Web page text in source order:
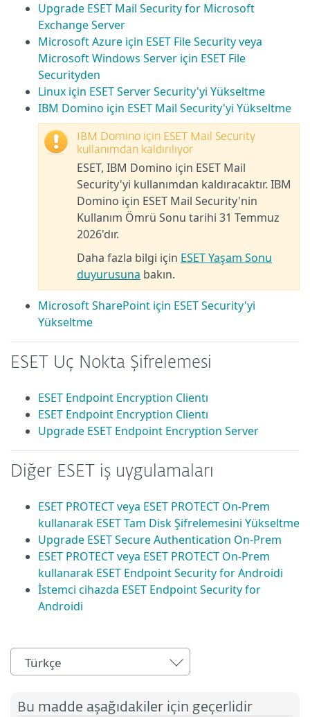
Upgrade ESET Mail Security for Microsoft
Exchange Server
Microsoft Azure için ESET File Security veya
Microsoft Windows Server için ESET File
Securityden
Linux için ESET Server Security'yi Yükseltme
IBM Domino için ESET Mail Security'yi Yükseltme
IBM Domino için ESET Mail Security
kullanımdan kaldırılıyor
ESET, IBM Domino için ESET Mail
Security'yi kullanımdan kaldıracaktır. IBM
Domino için ESET Mail Security'nin
Kullanım Ömrü Sonu tarihi 31 Temmuz
2026'dır.
Daha fazla bilgi için ESET Yaşam Sonu
duyurusuna bakın.
Microsoft SharePoint için ESET Security'yi
Yükseltme
ESET Uç Nokta Şifrelemesi
ESET Endpoint Encryption Clientı
ESET Endpoint Encryption Clientı
Upgrade ESET Endpoint Encryption Server
Diğer ESET iş uygulamaları
ESET PROTECT veya ESET PROTECT On-Prem
kullanarak ESET Tam Disk Şifrelemesini Yükseltme
Upgrade ESET Secure Authentication On-Prem
ESET PROTECT veya ESET PROTECT On-Prem
kullanarak ESET Endpoint Security for Androidi
İstemci cihazda ESET Endpoint Security for
Androidi
Türkçe
Bu madde aşağıdakiler için geçerlidir